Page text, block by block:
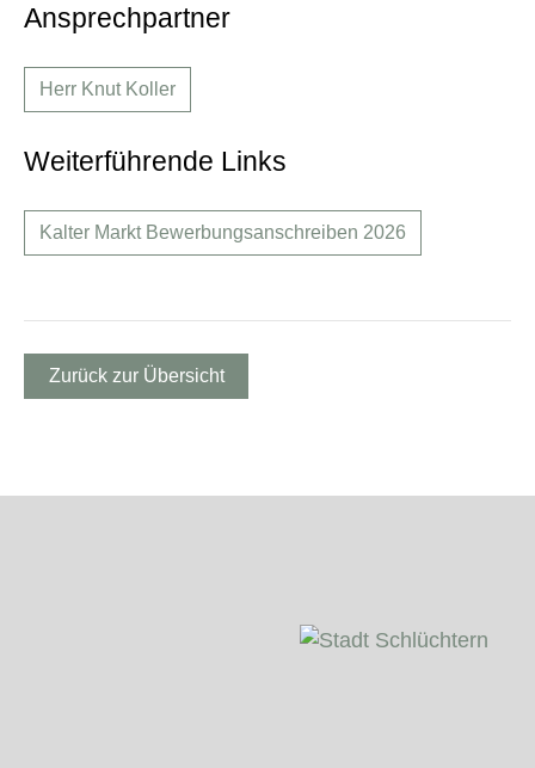
Ansprechpartner
Herr Knut Koller
Weiterführende Links
Kalter Markt Bewerbungsanschreiben 2026
Zurück zur Übersicht